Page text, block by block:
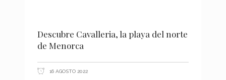
Descubre Cavalleria, la playa del norte
de Menorca
16 AGOSTO 2022